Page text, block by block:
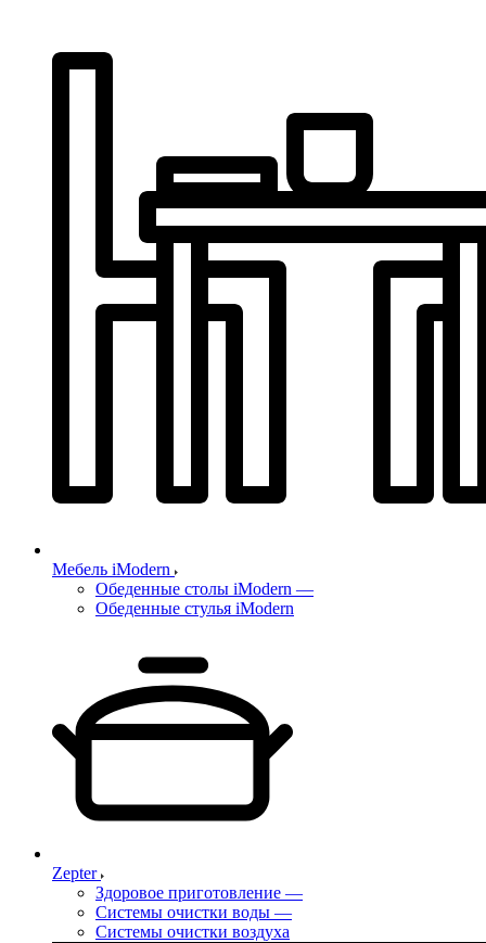
Мебель iModern
Обеденные столы iModern —
Обеденные стулья iModern
Zepter
Здоровое приготовление —
Системы очистки воды —
Системы очистки воздуха